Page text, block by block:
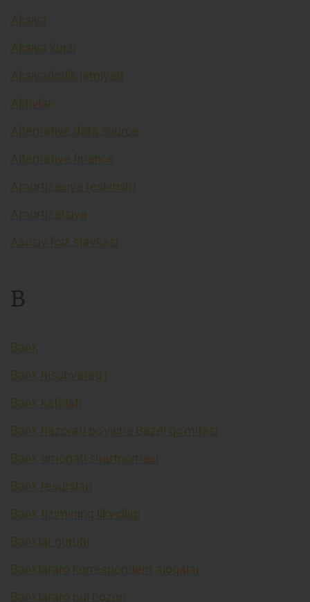
Aksiya
Aksiya kursi
Aksiyadorlik jamiyati
Aktivlar
Alternative data source
Alternative finance
Amortizasiya (eskirish)
Amortizatsiya
Asosiy foiz stavkasi
B
Bank
Bank hisobvarag’i
Bank kafolati
Bank nazorati bo'yicha Bazel qo'mitasi
Bank omonati shartnomasi
Bank resurslari
Bank tizimining likvidligi
Banklar guruhi
Banklararo korrespondent aloqalar
Banklararo pul bozori